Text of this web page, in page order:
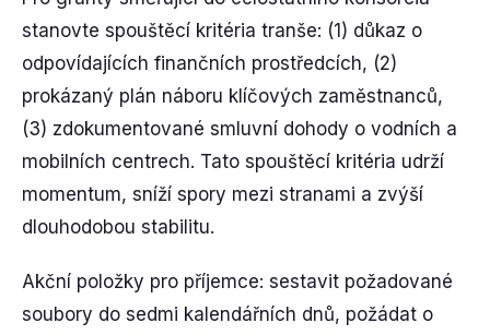
stanovte spouštěcí kritéria tranše: (1) důkaz o
odpovídajících finančních prostředcích, (2)
prokázaný plán náboru klíčových zaměstnanců,
(3) zdokumentované smluvní dohody o vodních a
mobilních centrech. Tato spouštěcí kritéria udrží
momentum, sníží spory mezi stranami a zvýší
dlouhodobou stabilitu.
Akční položky pro příjemce: sestavit požadované
soubory do sedmi kalendářních dnů, požádat o